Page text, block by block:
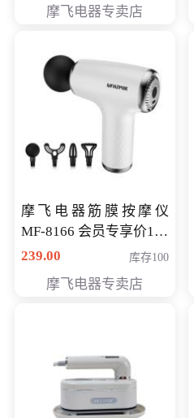
摩飞电器专卖店
摩飞电器筋膜按摩仪
MF-8166 会员专享价168
元
239.00 库存100
摩飞电器专卖店